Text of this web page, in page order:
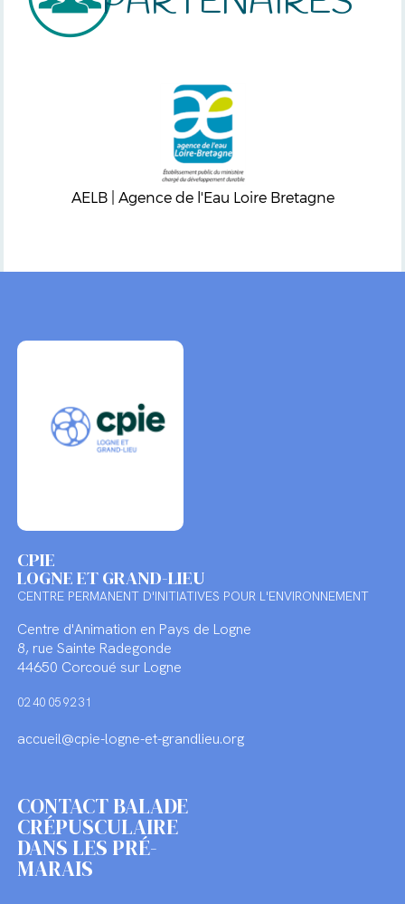
AELB | Agence de l'Eau Loire Bretagne
CPIE
LOGNE ET GRAND-LIEU
CENTRE PERMANENT D'INITIATIVES POUR L'ENVIRONNEMENT
Centre d'Animation en Pays de Logne
8, rue Sainte Radegonde
44650 Corcoué sur Logne
02 40 05 92 31
accueil@cpie-logne-et-grandlieu.org
CONTACT BALADE
CRÉPUSCULAIRE
DANS LES PRÉ-
MARAIS